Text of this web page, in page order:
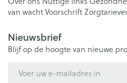
van wachtVoorschrift
Nieuwsbrief
Blijf op de hoogte van nieuwe